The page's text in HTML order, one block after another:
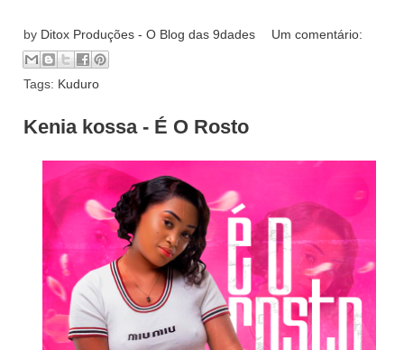
by Ditox Produções - O Blog das 9dades Um comentário:
Tags: Kuduro
Kenia kossa - É O Rosto